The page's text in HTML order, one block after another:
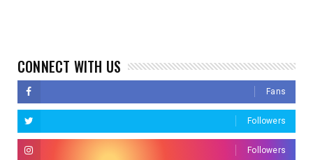
CONNECT WITH US
Fans
Followers
Followers